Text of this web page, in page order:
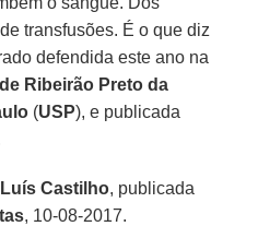
transfusões. É o que diz
defendida este ano na
Ribeirão Preto da
(USP), e publicada
Castilho, publicada
, 10-08-2017.